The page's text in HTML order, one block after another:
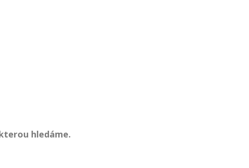
hledáme.